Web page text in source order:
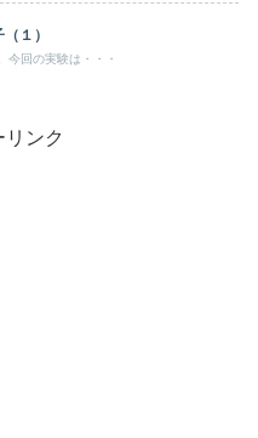
１）
今回の実験は・・・
リンク